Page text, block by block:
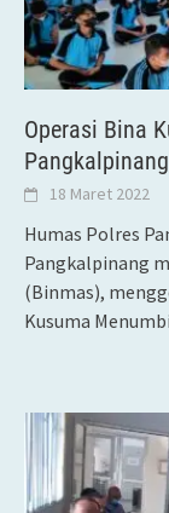
Operasi Bina
18 Maret 2022
Humas Polres
Pangkalpinang
(Binmas),
Kusuma